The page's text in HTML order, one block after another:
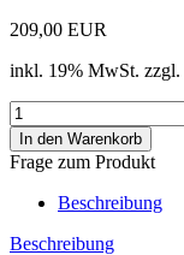
209,00 EUR
inkl. 19% MwSt. zzgl.
Frage zum Produkt
Beschreibung
Beschreibung